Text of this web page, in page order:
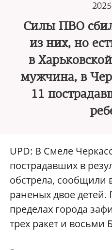
Силы ПВО
из них, но
в
мужчина, в
11
UPD: В Смеле
пострадавших в
обстрела, сообщили
раненых двое детей.
пределах города
трех ракет и восьми